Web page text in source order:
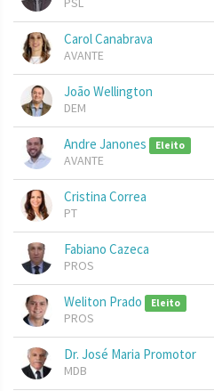
Carol Canabrava
AVANTE
João Wellington
DEM
Andre Janones Eleito
AVANTE
Cristina Correa
PT
Fabiano Cazeca
PROS
Weliton Prado Eleito
PROS
Dr. José Maria Promotor
MDB